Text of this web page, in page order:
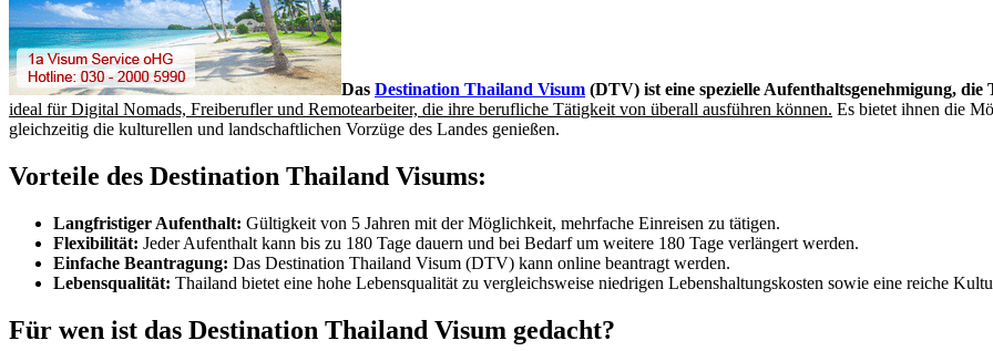
Das Destination Thailand Visum (DTV) ist eine spezielle Aufenthaltsgenehmigung,
ideal für Digital Nomads, Freiberufler und Remotearbeiter, die ihre berufliche Tätigkeit von überall ausführen können. Es bietet ihnen die
gleichzeitig die kulturellen und landschaftlichen Vorzüge des Landes genießen.
Vorteile des Destination Thailand Visums:
Langfristiger Aufenthalt: Gültigkeit von 5 Jahren mit der Möglichkeit, mehrfache Einreisen zu tätigen.
Flexibilität: Jeder Aufenthalt kann bis zu 180 Tage dauern und bei Bedarf um weitere 180 Tage verlängert werden.
Einfache Beantragung: Das Destination Thailand Visum (DTV) kann online beantragt werden.
Lebensqualität: Thailand bietet eine hohe Lebensqualität zu vergleichsweise niedrigen Lebenshaltungskosten sowie eine reiche
Für wen ist das Destination Thailand Visum gedacht?